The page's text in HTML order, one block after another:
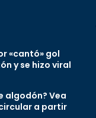
«cantó» gol
y se hizo viral
algodón? Vea
a partir